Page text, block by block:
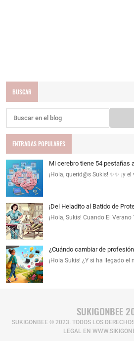
BUSCAR
ENTRADAS POPULARES
Mi cerebro tiene 54 pestañas
¡Hola, querid@s Sukis! ✨✨ ¡y
¡Del Heladito al Batido de
¡Hola, Sukis! Cuando El
¿Cuándo cambiar de
¡Hola Sukis! ¿Y si ha llegado
SUKIGONBEE
SUKIGONBEE © 2023. TODOS LOS
LEGAL EN